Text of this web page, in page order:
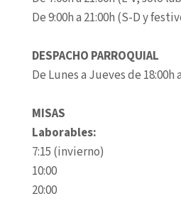
De 9:00h a 21:00h (S-D y
DESPACHO PARROQUIAL
De Lunes a Jueves de 18:00h
MISAS
Laborables:
7:15 (invierno)
10:00
20:00